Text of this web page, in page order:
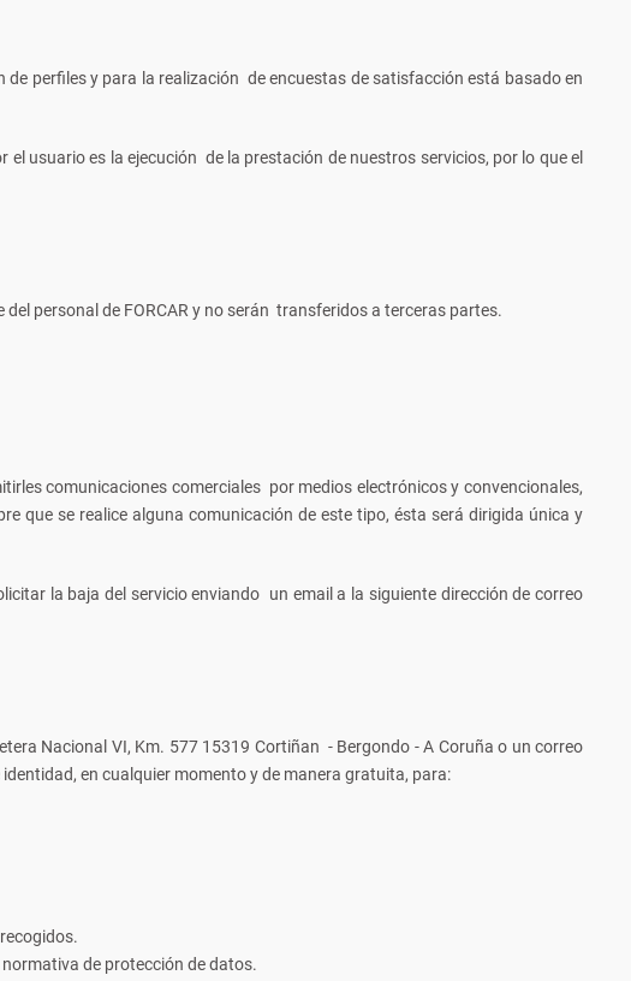
perfiles y para la realización de encuestas de satisfacción está basado en
usuario es la ejecución de la prestación de nuestros servicios, por lo que el
personal de FORCAR y no serán transferidos a terceras partes.
comunicaciones comerciales por medios electrónicos y convencionales,
que se realice alguna comunicación de este tipo, ésta será dirigida única y
la baja del servicio enviando un email a la siguiente dirección de correo
Nacional VI, Km. 577 15319 Cortiñan - Bergondo - A Coruña o un correo
en cualquier momento y de manera gratuita, para:
de protección de datos.